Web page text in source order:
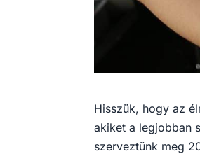
Hisszük, hogy az
akiket a legjobban
szerveztünk meg